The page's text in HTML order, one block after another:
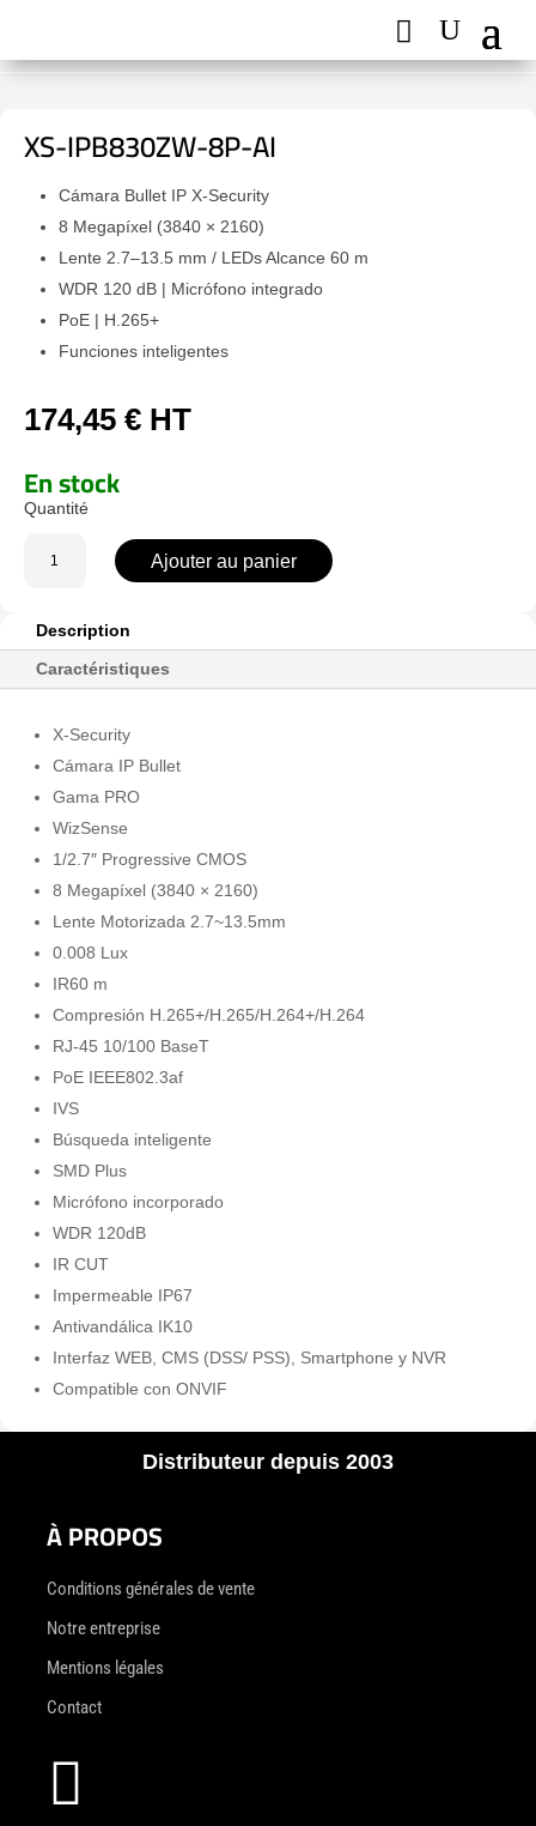
XS-IPB830ZW-8P-AI
Cámara Bullet IP X-Security
8 Megapíxel (3840 × 2160)
Lente 2.7–13.5 mm / LEDs Alcance 60 m
WDR 120 dB | Micrófono integrado
PoE | H.265+
Funciones inteligentes
174,45 € HT
En stock
IPB830ZW-
8P-
Ajouter au panier
Description
Caractéristiques
X-Security
Cámara IP Bullet
Gama PRO
WizSense
1/2.7″ Progressive CMOS
8 Megapíxel (3840 × 2160)
Lente Motorizada 2.7~13.5mm
0.008 Lux
IR60 m
Compresión H.265+/H.265/H.264+/H.264
RJ-45 10/100 BaseT
PoE IEEE802.3af
IVS
Búsqueda inteligente
SMD Plus
Micrófono incorporado
WDR 120dB
IR CUT
Impermeable IP67
Antivandálica IK10
Interfaz WEB, CMS (DSS/ PSS), Smartphone y NVR
Compatible con ONVIF
Distributeur depuis 2003
À PROPOS
Conditions générales de vente
Notre entreprise
Mentions légales
Contact
